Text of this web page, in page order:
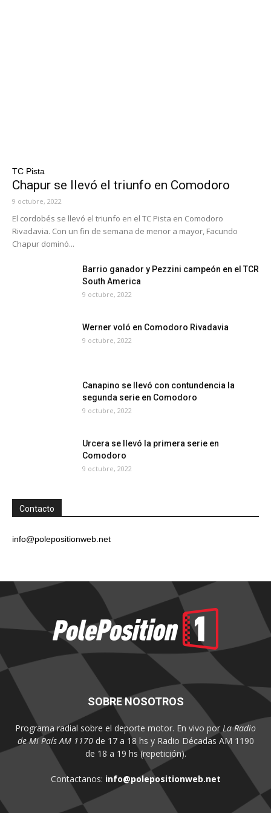
TC Pista
Chapur se llevó el triunfo en Comodoro
9 octubre, 2022
El cordobés se llevó el triunfo en el TC Pista en Comodoro
Rivadavia. Con un fin de semana de menor a mayor, Facundo
Chapur dominó...
Barrio ganador y Pezzini campeón en el TCR
South America
9 octubre, 2022
Werner voló en Comodoro Rivadavia
9 octubre, 2022
Canapino se llevó con contundencia la
segunda serie en Comodoro
9 octubre, 2022
Urcera se llevó la primera serie en
Comodoro
9 octubre, 2022
Contacto
info@polepositionweb.net
SOBRE NOSOTROS
Programa radial sobre el deporte motor. En vivo por La Radio
de Mi País AM 1170de 17 a 18 hs y Radio Décadas AM 1190
de 18 a 19 hs (repetición).
Contactanos: info@polepositionweb.net